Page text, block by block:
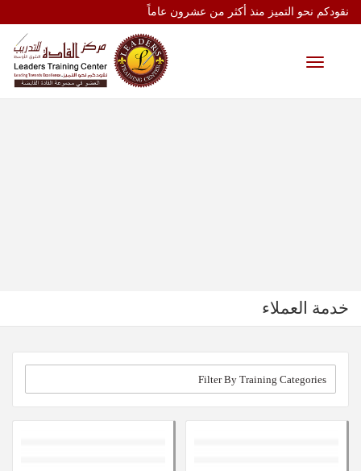
نقودكم نحو التميز منذ أكثر من عشرون عاماً
Toggle
خدمة العملاء